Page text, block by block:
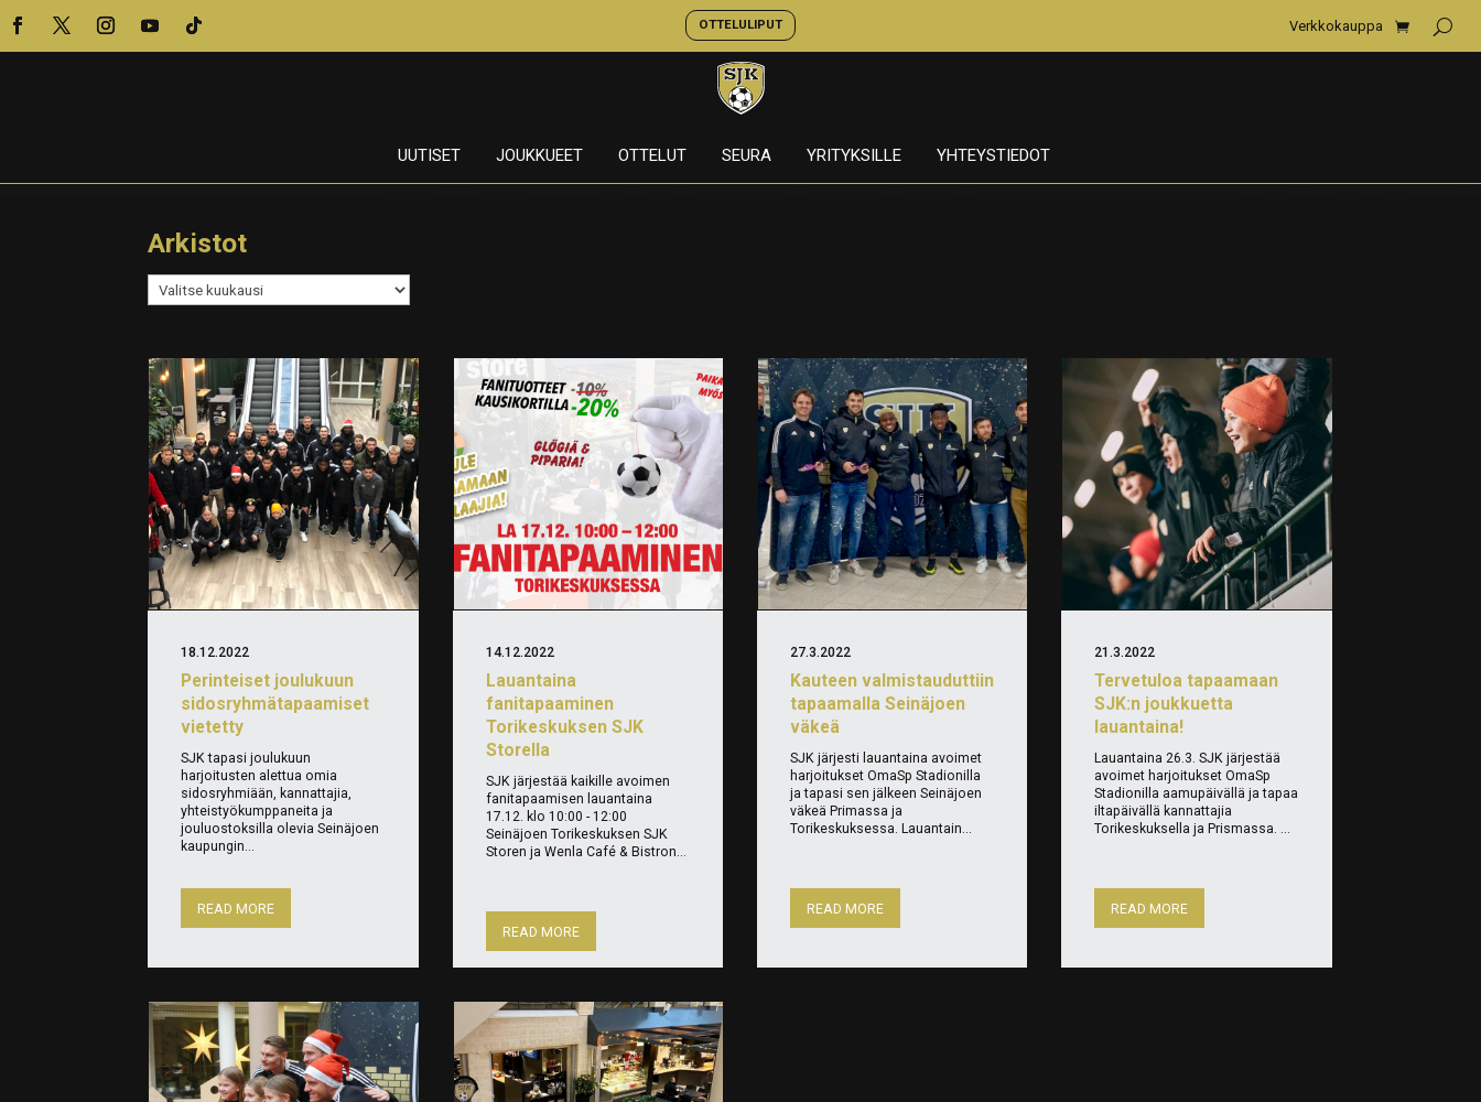
OTTELULIPUT Verkkokauppa
UUTISET JOUKKUEET OTTELUT SEURA YRITYKSILLE YHTEYSTIEDOT
Arkistot
Arkistot
Perinteiset joulukuun
sidosryhmätapaamiset
vietetty
18.12.2022
SJK tapasi joulukuun
harjoitusten alettua omia
sidosryhmiään, kannattajia,
yhteistyökumppaneita ja
jouluostoksilla olevia Seinäjoen
kaupungin...
READ MORE
Lauantaina
fanitapaaminen
Torikeskuksen SJK
Storella
14.12.2022
SJK järjestää kaikille avoimen
fanitapaamisen lauantaina
17.12. klo 10:00 - 12:00
Seinäjoen Torikeskuksen SJK
Storen ja Wenla Café & Bistron...
READ MORE
Kauteen valmistauduttiin
tapaamalla Seinäjoen
väkeä
27.3.2022
SJK järjesti lauantaina avoimet
harjoitukset OmaSp Stadionilla
ja tapasi sen jälkeen Seinäjoen
väkeä Primassa ja
Torikeskuksessa. Lauantain...
READ MORE
Tervetuloa tapaamaan
SJK:n joukkuetta
lauantaina!
21.3.2022
Lauantaina 26.3. SJK järjestää
avoimet harjoitukset OmaSp
Stadionilla aamupäivällä ja tapaa
iltapäivällä kannattajia
Torikeskuksella ja Prismassa. ...
READ MORE